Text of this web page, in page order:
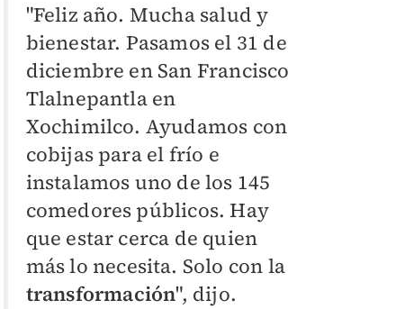
"Feliz año. Mucha salud y
bienestar. Pasamos el 31 de
diciembre en San Francisco
Tlalnepantla en
Xochimilco. Ayudamos con
cobijas para el frío e
instalamos uno de los 145
comedores públicos. Hay
que estar cerca de quien
más lo necesita. Solo con la
transformación", dijo.